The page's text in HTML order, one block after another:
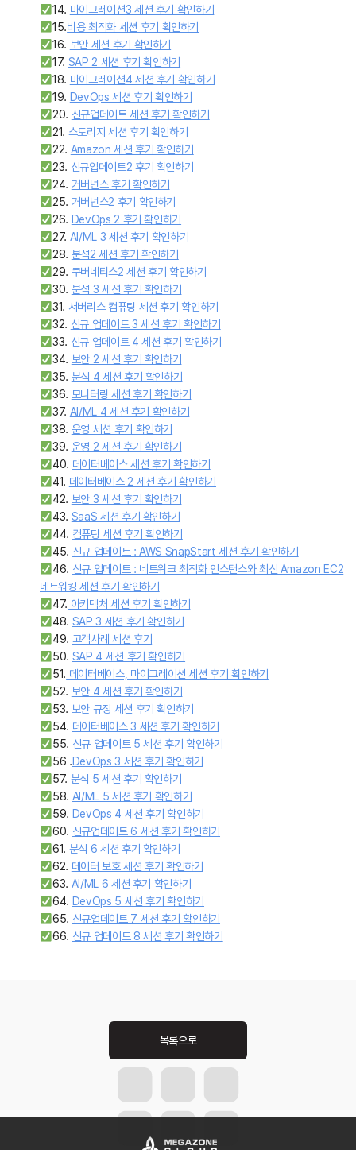
14. 마이그레이션3 세션 후기 확인하기
15.비용 최적화 세션 후기 확인하기
16. 보안 세션 후기 확인하기
17. SAP 2 세션 후기 확인하기
18. 마이그레이션4 세션 후기 확인하기
19. DevOps 세션 후기 확인하기
20. 신규업데이트 세션 후기 확인하기
21. 스토리지 세션 후기 확인하기
22. Amazon 세션 후기 확인하기
23. 신규업데이트2 후기 확인하기
24. 거버넌스 후기 확인하기
25. 거버넌스2 후기 확인하기
26. DevOps 2 후기 확인하기
27. AI/ML 3 세션 후기 확인하기
28. 분석2 세션 후기 확인하기
29. 쿠버네티스2 세션 후기 확인하기
30. 분석 3 세션 후기 확인하기
31. 서버리스 컴퓨팅 세션 후기 확인하기
32. 신규 업데이트 3 세션 후기 확인하기
33. 신규 업데이트 4 세션 후기 확인하기
34. 보안 2 세션 후기 확인하기
35. 분석 4 세션 후기 확인하기
36. 모니터링 세션 후기 확인하기
37. AI/ML 4 세션 후기 확인하기
38. 운영 세션 후기 확인하기
39. 운영 2 세션 후기 확인하기
40. 데이터베이스 세션 후기 확인하기
41. 데이터베이스 2 세션 후기 확인하기
42. 보안 3 세션 후기 확인하기
43. SaaS 세션 후기 확인하기
44. 컴퓨팅 세션 후기 확인하기
45. 신규 업데이트 : AWS SnapStart 세션 후기 확인하기
46. 신규 업데이트 : 네트워크 최적화 인스턴스와 최신 Amazon EC2
네트워킹 세션 후기 확인하기
47. 아키텍처 세션 후기 확인하기
48. SAP 3 세션 후기 확인하기
49. 고객사례 세션 후기
50. SAP 4 세션 후기 확인하기
51. 데이터베이스, 마이그레이션 세션 후기 확인하기
52. 보안 4 세션 후기 확인하기
53. 보안 규정 세션 후기 확인하기
54. 데이터베이스 3 세션 후기 확인하기
55. 신규 업데이트 5 세션 후기 확인하기
56 .DevOps 3 세션 후기 확인하기
57. 분석 5 세션 후기 확인하기
58. AI/ML 5 세션 후기 확인하기
59. DevOps 4 세션 후기 확인하기
60. 신규업데이트 6 세션 후기 확인하기
61. 분석 6 세션 후기 확인하기
62. 데이터 보호 세션 후기 확인하기
63. AI/ML 6 세션 후기 확인하기
64. DevOps 5 세션 후기 확인하기
65. 신규업데이트 7 세션 후기 확인하기
66. 신규 업데이트 8 세션 후기 확인하기